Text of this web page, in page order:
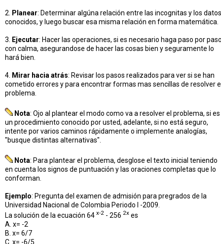
2. Planear: Determinar algúna relación entre las incognitas y los datos
conocidos, y luego buscar esa misma relación en forma matemática.
3. Ejecutar: Hacer las operaciones, si es necesario haga paso por
con calma, asegurandose de hacer las cosas bien y seguramente lo
hará bien.
4. Mirar hacia atrás: Revisar los pasos realizados para ver si se han
cometido errores y para encontrar formas mas sencillas de resolver
problema.
Nota: Ojo al plantear el modo como va a resolver el problema, si es
un procedimiento conocido por usted, adelante, si no está seguro,
intente por varios caminos rápidamente o implemente analogías,
"busque distintas alternativas".
Nota: Para plantear el problema, desglose el texto inicial teniendo
en cuenta los signos de puntuación y las oraciones completas que lo
conforman.
Ejemplo: Pregunta del examen de admisión para pregrados de la
Universidad Nacional de Colombia Periodo I -2009.
La solución de la ecuación 64 x-2 - 256 2x es
A. x= -2
B. x= 6/7
C. x= -6/5